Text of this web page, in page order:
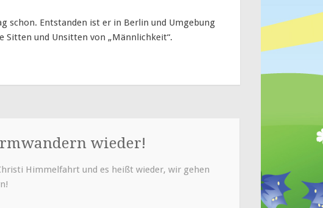
schon. Entstanden ist er in Berlin und Umgebung
Sitten und Unsitten von „Männlichkeit“.
wieder!
Himmelfahrt und es heißt wieder, wir gehen